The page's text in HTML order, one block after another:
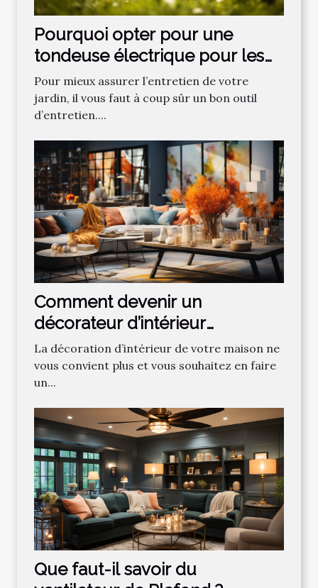
Pourquoi opter pour une
tondeuse électrique pour les
gazons ?
Pour mieux assurer l’entretien de votre
jardin, il vous faut à coup sûr un bon outil
d’entretien....
Comment devenir un
décorateur d’intérieur
professionnel ?
La décoration d’intérieur de votre maison ne
vous convient plus et vous souhaitez en faire
un...
Que faut-il savoir du